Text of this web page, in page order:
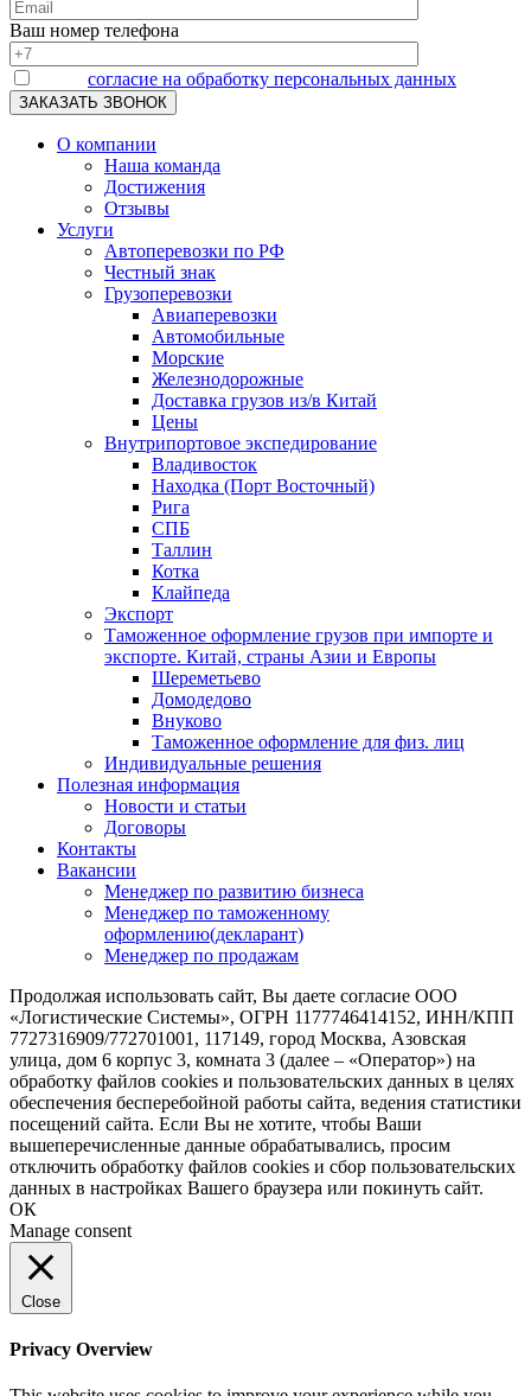
Ваш номер телефона
согласие на обработку персональных данных
О компании
Наша команда
Достижения
Отзывы
Услуги
Автоперевозки по РФ
Честный знак
Грузоперевозки
Авиаперевозки
Автомобильные
Морские
Железнодорожные
Доставка грузов из/в Китай
Цены
Внутрипортовое экспедирование
Владивосток
Находка (Порт Восточный)
Рига
СПБ
Таллин
Котка
Клайпеда
Экспорт
Таможенное оформление грузов при импорте и
экспорте. Китай, страны Азии и Европы
Шереметьево
Домодедово
Внуково
Таможенное оформление для физ. лиц
Индивидуальные решения
Полезная информация
Новости и статьи
Договоры
Контакты
Вакансии
Менеджер по развитию бизнеса
Менеджер по таможенному
оформлению(декларант)
Менеджер по продажам
Продолжая использовать сайт, Вы даете согласие ООО
«Логистические Системы», ОГРН 1177746414152, ИНН/КПП
7727316909/772701001, 117149, город Москва, Азовская
улица, дом 6 корпус 3, комната 3 (далее – «Оператор») на
обработку файлов cookies и пользовательских данных в целях
обеспечения бесперебойной работы сайта, ведения статистики
посещений сайта. Если Вы не хотите, чтобы Ваши
вышеперечисленные данные обрабатывались, просим
отключить обработку файлов cookies и сбор пользовательских
данных в настройках Вашего браузера или покинуть сайт.
ОК
Manage consent
Close
Privacy Overview